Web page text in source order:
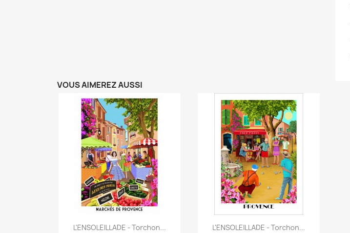
VOUS AIMEREZ AUSSI
 Aperçu rapide
L'ENSOLEILLADE - Torchon...  Aperçu rapide
L'ENSOLEILLADE - Torchon...